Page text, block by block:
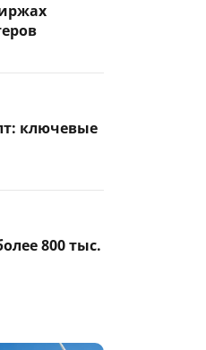
ключевые
800 тыс.